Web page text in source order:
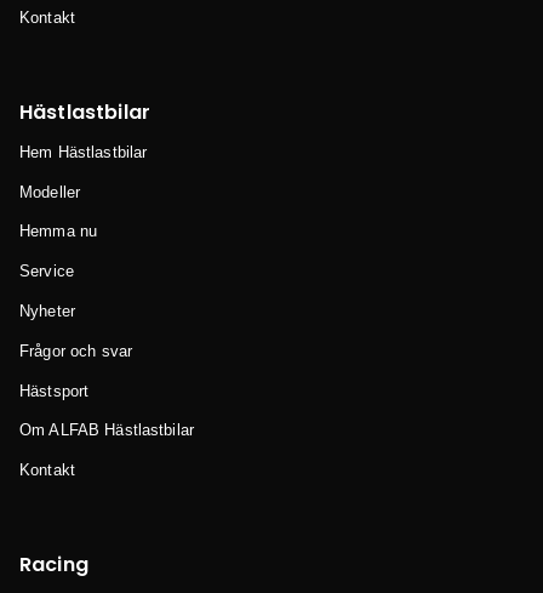
Kontakt
Hästlastbilar
Hem Hästlastbilar
Modeller
Hemma nu
Service
Nyheter
Frågor och svar
Hästsport
Om ALFAB Hästlastbilar
Kontakt
Racing